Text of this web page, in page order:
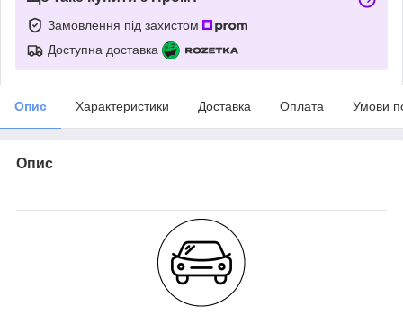
Замовлення під захистом
Доступна доставка
Опис Характеристики Доставка Оплата Умови
Опис